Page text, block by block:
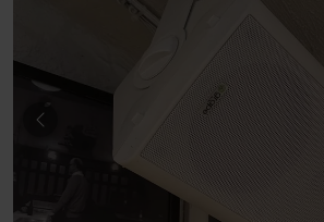
Föregående